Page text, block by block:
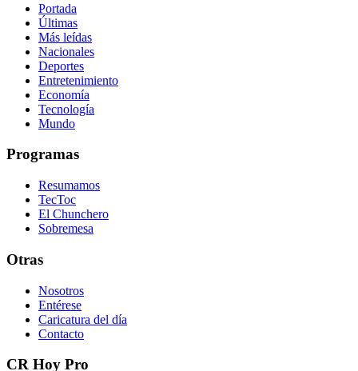
Portada
Últimas
Más leídas
Nacionales
Deportes
Entretenimiento
Economía
Tecnología
Mundo
Programas
Resumamos
TecToc
El Chunchero
Sobremesa
Otras
Nosotros
Entérese
Caricatura del día
Contacto
CR Hoy Pro